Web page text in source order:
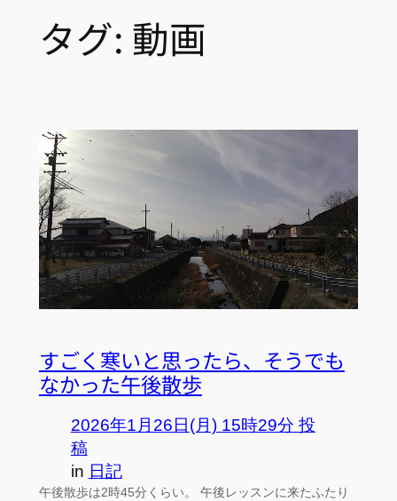
タグ: 動画
すごく寒いと思ったら、そうでも
なかった午後散歩
2026年1月26日(月) 15時29分 投
稿
in 日記
午後散歩は2時45分くらい。 午後レッスンに来たふたり